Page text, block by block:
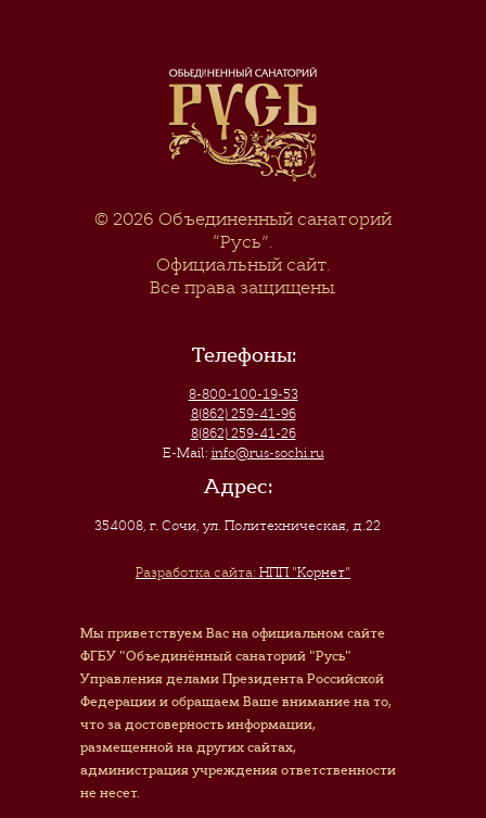
© 2026 Объединенный санаторий
“Русь”.
Официальный сайт.
Все права защищены.
Телефоны:
8-800-100-19-53
8(862) 259-41-96
8(862) 259-41-26
E-Mail: info@rus-sochi.ru
Адрес:
354008, г. Сочи,ул. Политехническая, д.22
Разработка сайта: НПП "Корнет"
Мы приветствуем Вас на официальном сайте
ФГБУ "Объединённый санаторий "Русь"
Управления делами Президента Российской
Федерации и обращаем Ваше внимание на то,
что за достоверность информации,
размещенной на других сайтах,
администрация учреждения ответственности
не несет.